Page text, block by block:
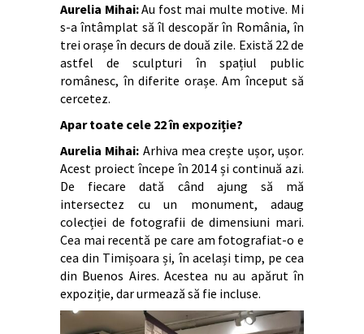
Aurelia Mihai:Au fost mai multe motive. Mi
s-a întâmplat să îl descopăr în România, în
trei orașe în decurs de două zile. Există 22 de
astfel de sculpturi în spațiul public
românesc, în diferite orașe. Am început să
cercetez.
Apar toate cele 22 în expoziție?
Aurelia Mihai: Arhiva mea crește ușor, ușor.
Acest proiect începe în 2014 și continuă azi.
De fiecare dată când ajung să mă
intersectez cu un monument, adaug
colecției de fotografii de dimensiuni mari.
Cea mai recentă pe care am fotografiat-o e
cea din Timișoara și, în același timp, pe cea
din Buenos Aires. Acestea nu au apărut în
expoziție, dar urmează să fie incluse.